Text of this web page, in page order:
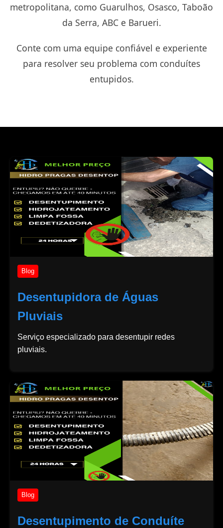
metropolitana, como Guarulhos, Osasco, Taboão
da Serra, ABC e Barueri.
Conte com uma equipe confiável e experiente
para resolver seu problema com conduítes
entupidos.
Blog
Desentupidora de Águas
Pluviais
Serviço especializado para desentupir redes
pluviais.
Blog
Desentupimento de Conduíte